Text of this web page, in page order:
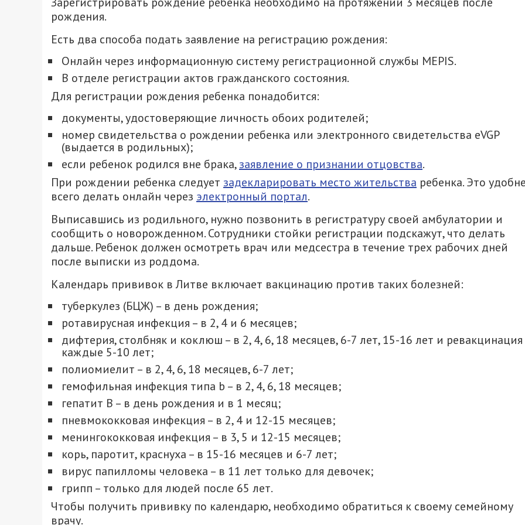
рождения.
Есть два способа подать заявление на регистрацию рождения:
Онлайн через информационную систему регистрационной службы MEPIS.
В отделе регистрации актов гражданского состояния.
Для регистрации рождения ребенка понадобится:
документы, удостоверяющие личность обоих родителей;
номер свидетельства о рождении ребенка или электронного свидетельства eVGP
(выдается в родильных);
если ребенок родился вне брака,заявление о признании отцовства.
При рождении ребенка следует задекларировать место жительства ребенка. Это
всего делать онлайн через электронный портал.
Выписавшись из родильного, нужно позвонить в регистратуру своей амбулатории и
сообщить о новорожденном. Сотрудники стойки регистрации подскажут, что делать
дальше. Ребенок должен осмотреть врач или медсестра в течение трех рабочих дней
после выписки из роддома.
Календарь прививок в Литве включает вакцинацию против таких болезней:
туберкулез (БЦЖ) – в день рождения;
ротавирусная инфекция – в 2, 4 и 6 месяцев;
дифтерия, столбняк и коклюш – в 2, 4, 6, 18 месяцев, 6-7 лет, 15-16 лет и ревакцинация
каждые 5-10 лет;
полиомиелит – в 2, 4, 6, 18 месяцев, 6-7 лет;
гемофильная инфекция типа b – в 2, 4, 6, 18 месяцев;
гепатит В – в день рождения и в 1 месяц;
пневмококковая инфекция – в 2, 4 и 12-15 месяцев;
менингококковая инфекция – в 3, 5 и 12-15 месяцев;
корь, паротит, краснуха – в 15-16 месяцев и 6-7 лет;
вирус папилломы человека – в 11 лет только для девочек;
грипп – только для людей после 65 лет.
Чтобы получить прививку по календарю, необходимо обратиться к своему семейному
врачу.